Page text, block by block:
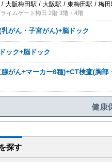
大阪梅田駅 / 大阪駅 / 東梅田駅 / 梅
イムゲート梅田 2階 3階・4階
がん・子宮がん)+脳ドック
ック+脳ドック
腺がん+マーカー6種)+CT検査(胸部
健康
探す